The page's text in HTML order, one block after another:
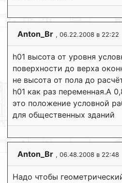
Anton_Br , 06.22.2008 в 22:22
h01 высота от уровня
поверхности до верха
не высота от пола до
h01 как раз переменная.А
это положение условной
для общественных зданий
Anton_Br , 06.48.2008 в 22:48
Надо чтобы